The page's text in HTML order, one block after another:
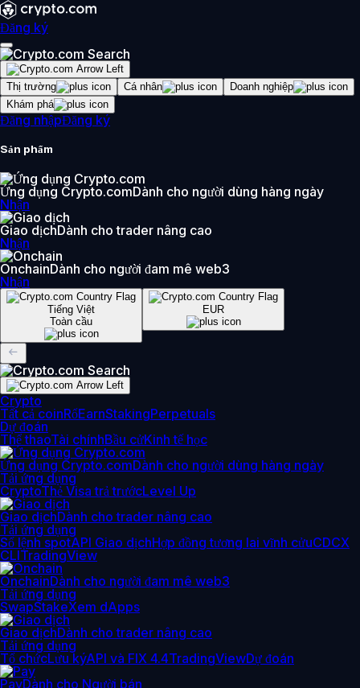
Đăng ký
Thị trường Cá nhân
Doanh nghiệp
Khám phá
Đăng nhậpĐăng ký
Sản phẩm
Ứng dụng Crypto.comDành cho người dùng hàng ngày
Nhận
Giao dịchDành cho trader nâng cao
Nhận
OnchainDành cho người đam mê web3
Nhận
Tiếng Việt
Toàn cầu
EUR
Crypto
Tất cả coinRổEarnStakingPerpetuals
Dự đoán
Thể thaoTài chínhBầu cửKinh tế học
Ứng dụng Crypto.comDành cho người dùng hàng ngày
Tải ứng dụng
CryptoThẻ Visa trả trướcLevel Up
Giao dịchDành cho trader nâng cao
Tải ứng dụng
Sổ lệnh spotAPI Giao dịchHợp đồng tương lai vĩnh cửuCDCX
CLITradingView
OnchainDành cho người đam mê web3
Tải ứng dụng
SwapStakeXem dApps
Giao dịchDành cho trader nâng cao
Tải ứng dụng
Tổ chứcLưu kýAPI và FIX 4.4TradingViewDự đoán
PayDành cho Người bán